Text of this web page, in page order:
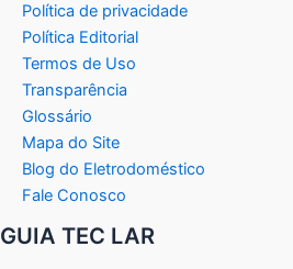
Política de privacidade
Política Editorial
Termos de Uso
Transparência
Glossário
Mapa do Site
Blog do Eletrodoméstico
Fale Conosco
GUIA TEC LAR